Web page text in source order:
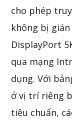
cho phép
không bị
DisplayPort
qua mạng
dụng. Với
ở vị trí riêng
tiêu chuẩn,